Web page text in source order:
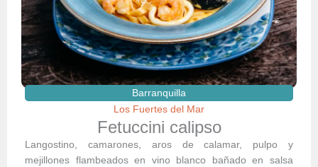
Barranquilla
Los Fuertes del Mar
Fetuccini calipso
Langostino, camarones, aros de calamar, pulpo y
mejillones flambeados en vino blanco bañado en salsa